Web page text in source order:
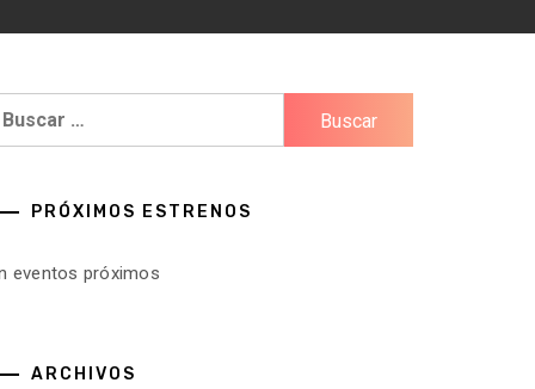
PRÓXIMOS ESTRENOS
eventos próximos
ARCHIVOS